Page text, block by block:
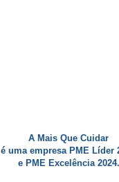
A Mais Que Cuidar
é uma empresa PME Líder
e PME Excelência 2024.